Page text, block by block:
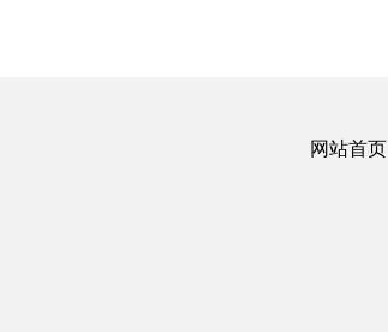
网站首页